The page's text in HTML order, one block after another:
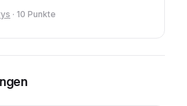
· 10 Punkte